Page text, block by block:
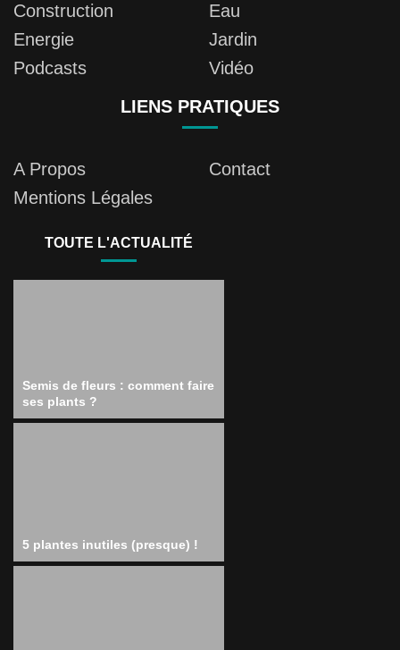
Construction
Eau
Energie
Jardin
Podcasts
Vidéo
LIENS PRATIQUES
A Propos
Contact
Mentions Légales
TOUTE L'ACTUALITÉ
Semis de fleurs : comment faire
ses plants ?
5 plantes inutiles (presque) !